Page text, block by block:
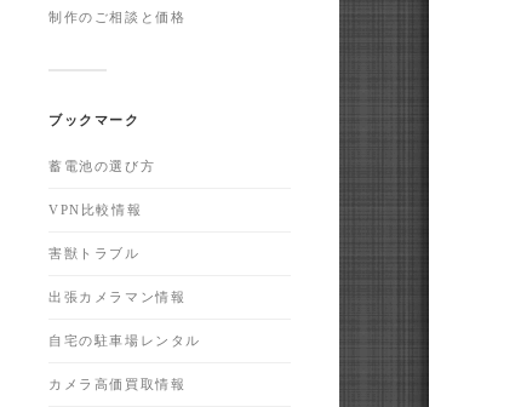
制作のご相談と価格
ブックマーク
蓄電池の選び方
VPN比較情報
害獣トラブル
出張カメラマン情報
自宅の駐車場レンタル
カメラ高価買取情報